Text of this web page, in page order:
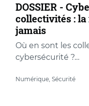
DOSSIER -
collectivités : la
jamais
Où en sont les
cybersécurité ?…
Numérique, Sécurité